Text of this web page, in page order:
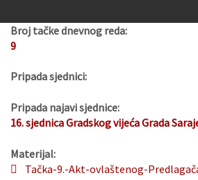
Broj tačke dnevnog reda:
9
Pripada sjednici:
Pripada najavi sjednice:
16. sjednica Gradskog vijeća Grada
Materijal:
Tačka-9.-Akt-ovlaštenog-